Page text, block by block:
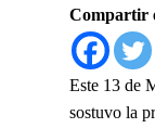
Compartir
Este 13 de
sostuvo la